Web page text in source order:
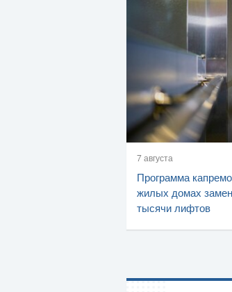
7 августа
Программа
жилых домах
тысячи лифтов